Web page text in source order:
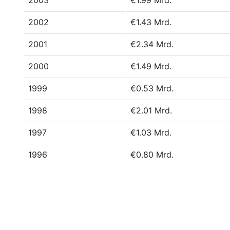
2002 €1.43 Mrd.
2001 €2.34 Mrd.
2000 €1.49 Mrd.
1999 €0.53 Mrd.
1998 €2.01 Mrd.
1997 €1.03 Mrd.
1996 €0.80 Mrd.